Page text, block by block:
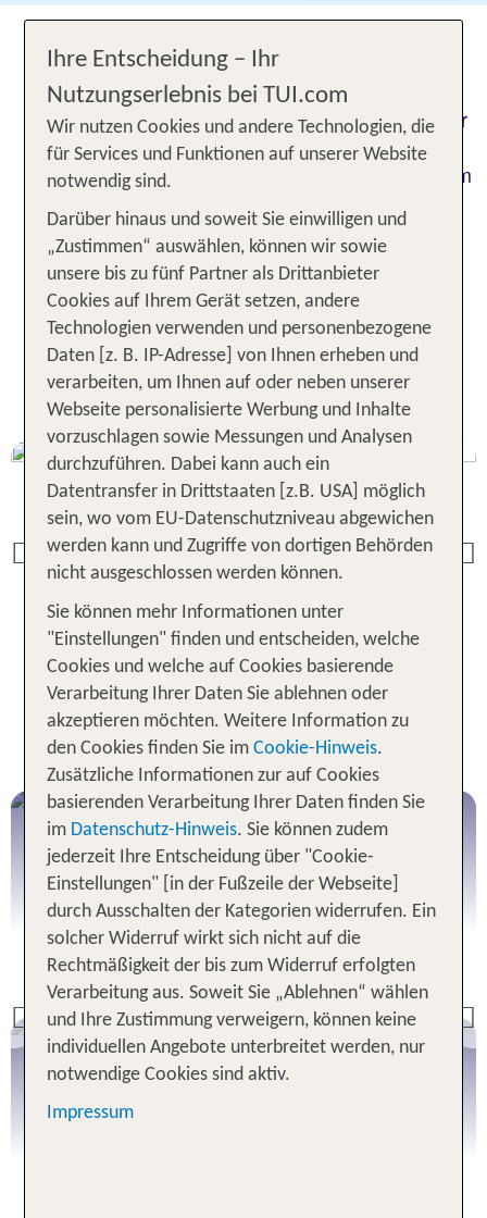
Jetzt upgraden auf den Flex Tarif
Flexibel und entspannt in den Urlaub: Sichere dir
mit demFlex Tarif Upgradedie Option, bis
einschließlich 15 bzw. 29 Tage vor Anreise bequem
Kanaren, Griechenland, Türkei, Ägypten,
Deutschland, Österreich, Italien und viele weitere
Urlaubsziele sind mit dem Flex Tarif buchbar.
DEINE VORTEILE AUF EINEN
BLICK
Previous
Die beliebtesten Reiseziele mit
Flex Tarif
Previous
Griechische Inseln
Alle Angebote
Kanarische Inseln
Ihre Entscheidung – Ihr
Nutzungserlebnis bei TUI.com
Wir nutzen Cookies und andere Technologien, die
für Services und Funktionen auf unserer Website
notwendig sind.
Darüber hinaus und soweit Sie einwilligen und
„Zustimmen“ auswählen, können wir sowie
unsere bis zu fünf Partner als Drittanbieter
Cookies auf Ihrem Gerät setzen, andere
Technologien verwenden und personenbezogene
Daten [z. B. IP-Adresse] von Ihnen erheben und
verarbeiten, um Ihnen auf oder neben unserer
Webseite personalisierte Werbung und Inhalte
vorzuschlagen sowie Messungen und Analysen
durchzuführen. Dabei kann auch ein
Datentransfer in Drittstaaten [z.B. USA] möglich
sein, wo vom EU-Datenschutzniveau abgewichen
werden kann und Zugriffe von dortigen Behörden
nicht ausgeschlossen werden können.
Sie können mehr Informationen unter
"Einstellungen" finden und entscheiden, welche
Cookies und welche auf Cookies basierende
Verarbeitung Ihrer Daten Sie ablehnen oder
akzeptieren möchten. Weitere Information zu
den Cookies finden Sie im Cookie-Hinweis.
Zusätzliche Informationen zur auf Cookies
basierenden Verarbeitung Ihrer Daten finden Sie
im Datenschutz-Hinweis. Sie können zudem
jederzeit Ihre Entscheidung über "Cookie-
Einstellungen" [in der Fußzeile der Webseite]
durch Ausschalten der Kategorien widerrufen. Ein
solcher Widerruf wirkt sich nicht auf die
Rechtmäßigkeit der bis zum Widerruf erfolgten
Verarbeitung aus. Soweit Sie „Ablehnen“ wählen
und Ihre Zustimmung verweigern, können keine
individuellen Angebote unterbreitet werden, nur
notwendige Cookies sind aktiv.
Impressum